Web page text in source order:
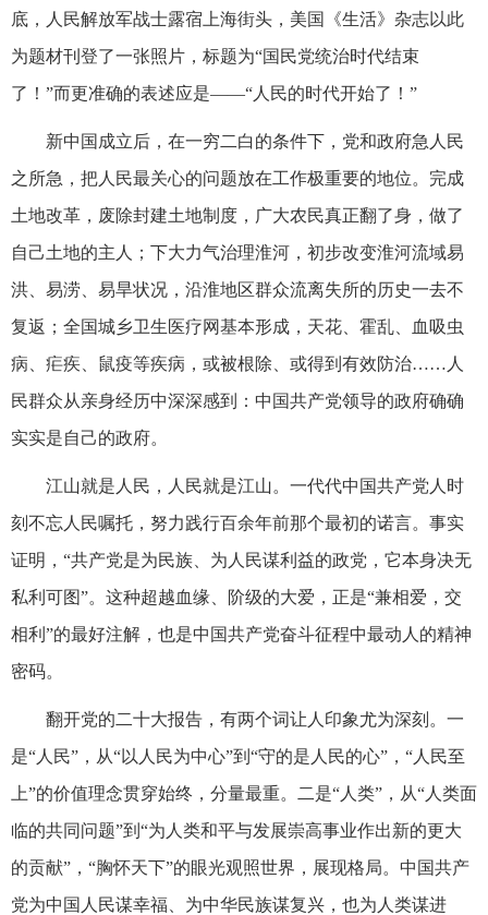
底，人民解放军战士露宿上海街头，美国《生活》杂志以此
为题材刊登了一张照片，标题为“国民党统治时代结束
了！”而更准确的表述应是——“人民的时代开始了！”
新中国成立后，在一穷二白的条件下，党和政府急人民
之所急，把人民最关心的问题放在工作极重要的地位。完成
土地改革，废除封建土地制度，广大农民真正翻了身，做了
自己土地的主人；下大力气治理淮河，初步改变淮河流域易
洪、易涝、易旱状况，沿淮地区群众流离失所的历史一去不
复返；全国城乡卫生医疗网基本形成，天花、霍乱、血吸虫
病、疟疾、鼠疫等疾病，或被根除、或得到有效防治……人
民群众从亲身经历中深深感到：中国共产党领导的政府确确
实实是自己的政府。
江山就是人民，人民就是江山。一代代中国共产党人时
刻不忘人民嘱托，努力践行百余年前那个最初的诺言。事实
证明，“共产党是为民族、为人民谋利益的政党，它本身决无
私利可图”。这种超越血缘、阶级的大爱，正是“兼相爱，交
相利”的最好注解，也是中国共产党奋斗征程中最动人的精神
密码。
翻开党的二十大报告，有两个词让人印象尤为深刻。一
是“人民”，从“以人民为中心”到“守的是人民的心”，“人民至
上”的价值理念贯穿始终，分量最重。二是“人类”，从“人类面
临的共同问题”到“为人类和平与发展崇高事业作出新的更大
的贡献”，“胸怀天下”的眼光观照世界，展现格局。中国共产
党为中国人民谋幸福、为中华民族谋复兴，也为人类谋进